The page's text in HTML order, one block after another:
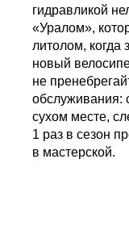
гидравликой
«Уралом»,
литолом, когда
новый
не
обслуживания:
сухом месте,
1 раз в сезон
в мастерской.